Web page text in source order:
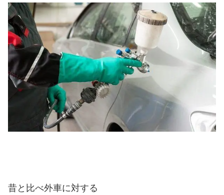
昔と比べ外車に対する